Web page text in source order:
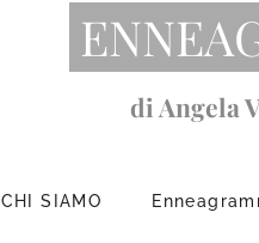
di Angela
CHI SIAMO